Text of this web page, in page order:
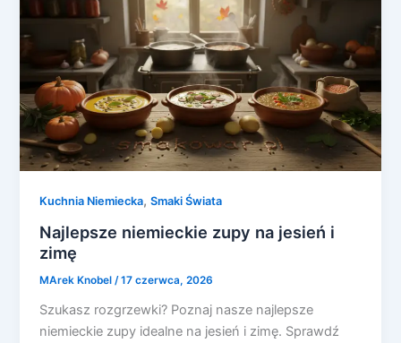
Kuchnia Niemiecka,Smaki Świata
Najlepsze niemieckie zupy na jesień i
zimę
MArek Knobel/17 czerwca, 2026
Szukasz rozgrzewki? Poznaj nasze najlepsze
niemieckie zupy idealne na jesień i zimę. Sprawdź